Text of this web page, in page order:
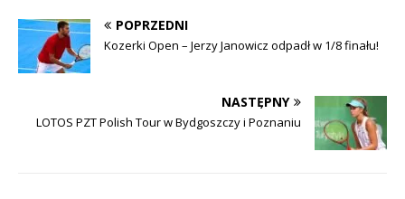
POPRZEDNI
Kozerki Open – Jerzy Janowicz odpadł w 1/8 finału!
NASTĘPNY
LOTOS PZT Polish Tour w Bydgoszczy i Poznaniu